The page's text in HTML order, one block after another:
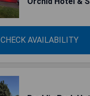
CHECK AVAILABILITY